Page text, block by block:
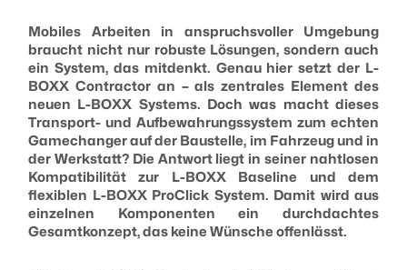
Mobiles Arbeiten in anspruchsvoller Umgebung
braucht nicht nur robuste Lösungen, sondern auch
ein System, das mitdenkt. Genau hier setzt der L-
BOXX Contractor an – als zentrales Element des
neuen L-BOXX Systems. Doch was macht dieses
Transport- und Aufbewahrungssystem zum echten
Gamechanger auf der Baustelle, im Fahrzeug und in
der Werkstatt? Die Antwort liegt in seiner nahtlosen
Kompatibilität zur L-BOXX Baseline und dem
flexiblen L-BOXX ProClick System. Damit wird aus
einzelnen Komponenten ein durchdachtes
Gesamtkonzept, das keine Wünsche offenlässt.